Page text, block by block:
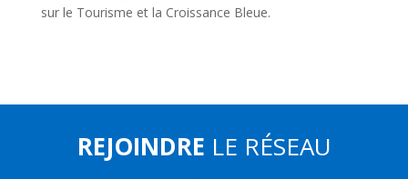
sur le Tourisme et la Croissance Bleue.
REJOINDRE LE RÉSEAU